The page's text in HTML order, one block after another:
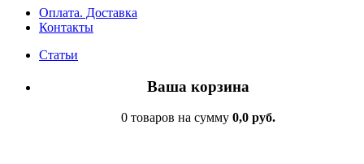
Оплата. Доставка
Контакты
Статьи
Ваша корзина
0 товаров на сумму 0,0 руб.